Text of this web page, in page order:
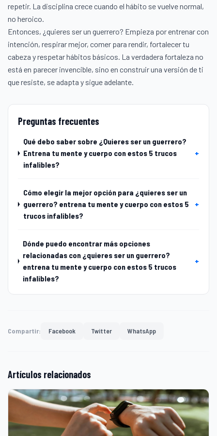
repetir. La disciplina crece cuando el hábito se vuelve normal,
no heroico.
Entonces, ¿quieres ser un guerrero? Empieza por entrenar con
intención, respirar mejor, comer para rendir, fortalecer tu
cabeza y respetar hábitos básicos. La verdadera fortaleza no
está en parecer invencible, sino en construir una versión de ti
que resiste, se adapta y sigue adelante.
Preguntas frecuentes
Qué debo saber sobre ¿Quieres ser un guerrero?
Entrena tu mente y cuerpo con estos 5 trucos
infalibles?
+
Cómo elegir la mejor opción para ¿quieres ser un
guerrero? entrena tu mente y cuerpo con estos 5
trucos infalibles?
+
Dónde puedo encontrar más opciones
relacionadas con ¿quieres ser un guerrero?
entrena tu mente y cuerpo con estos 5 trucos
infalibles?
+
Compartir: Facebook Twitter WhatsApp
Artículos relacionados